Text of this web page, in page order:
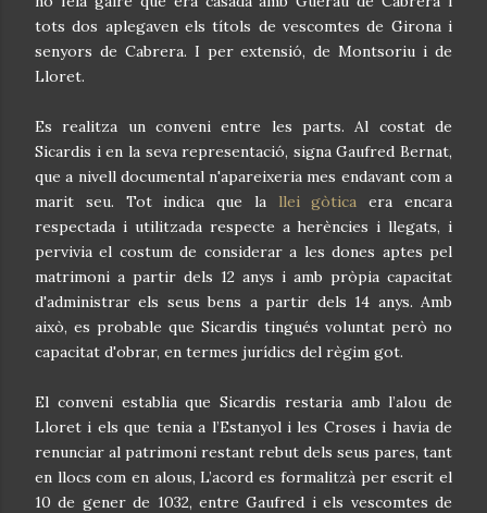
tots dos aplegaven els títols de vescomtes de Girona i
senyors de Cabrera. I per extensió, de Montsoriu i de
Lloret.
Es realitza un conveni entre les parts. Al costat de
Sicardis i en la seva representació, signa Gaufred Bernat,
que a nivell documental n'apareixeria mes endavant com a
marit seu. Tot indica que la llei gòtica era encara
respectada i utilitzada respecte a herències i llegats, i
pervivia el costum de considerar a les dones aptes pel
matrimoni a partir dels 12 anys i amb pròpia capacitat
d'administrar els seus bens a partir dels 14 anys. Amb
això, es probable que Sicardis tingués voluntat però no
capacitat d'obrar, en termes jurídics del règim got.
El conveni establia que Sicardis restaria amb l’alou de
Lloret i els que tenia a l’Estanyol i les Croses i havia de
renunciar al patrimoni restant rebut dels seus pares, tant
en llocs com en alous, L’acord es formalitzà per escrit el
10 de gener de 1032, entre Gaufred i els vescomtes de